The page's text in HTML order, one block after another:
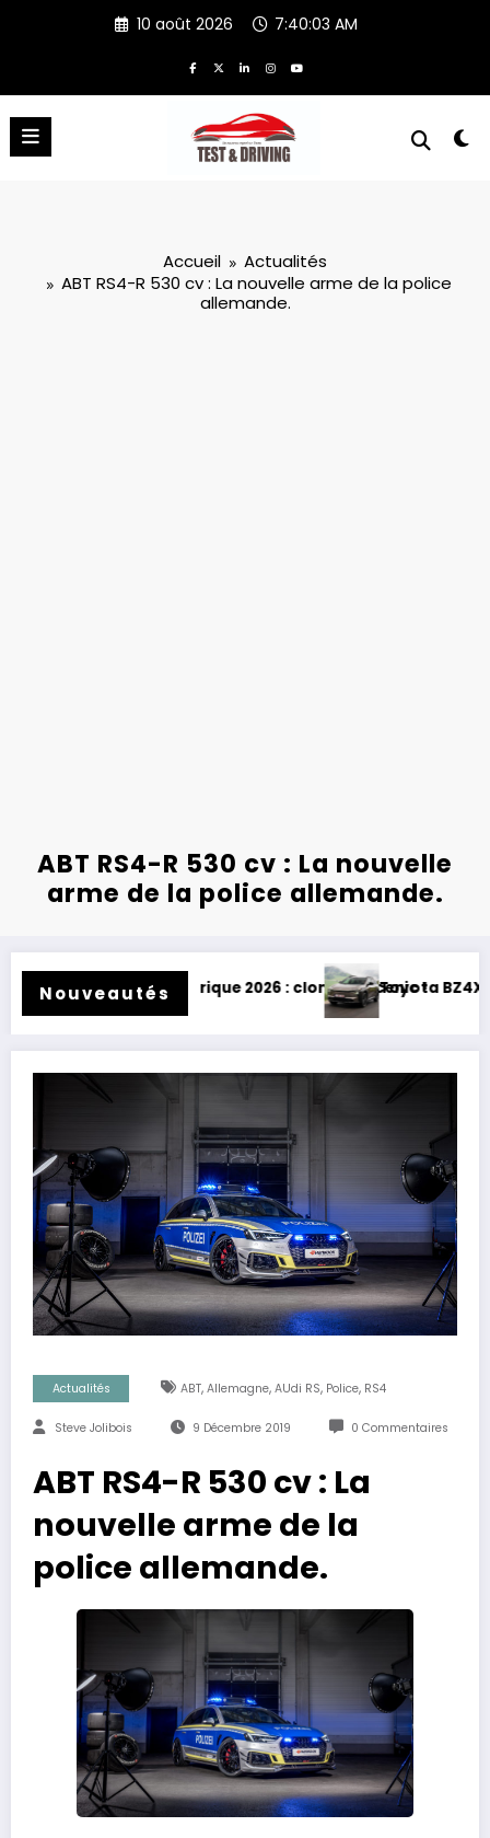
10 août 2026 7:40:03 AM
Accueil
Actualités
ABT RS4-R 530 cv : La nouvelle arme de la police
allemande.
ABT RS4-R 530 cv : La nouvelle
arme de la police allemande.
Nouveautés
2026 : clone de Scenic !Toyota BZ4X Touring : électrique et
Actualités ABT, Allemagne, AUdi RS, Police, RS4
Steve Jolibois 9 Décembre 2019 0 Commentaires
ABT RS4-R 530 cv : La
nouvelle arme de la
police allemande.